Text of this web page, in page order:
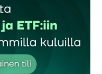
Pakolliset